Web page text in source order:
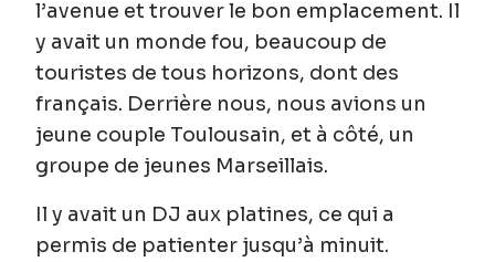
l’avenue et trouver le bon emplacement. Il
y avait un monde fou, beaucoup de
touristes de tous horizons, dont des
français. Derrière nous, nous avions un
jeune couple Toulousain, et à côté, un
groupe de jeunes Marseillais.
Il y avait un DJ aux platines, ce qui a
permis de patienter jusqu’à minuit.